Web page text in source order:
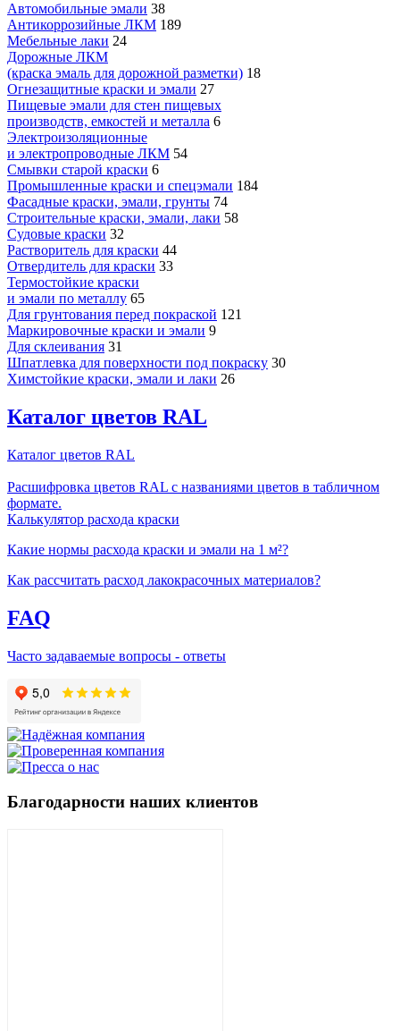
Автомобильные эмали 38
Антикоррозийные ЛКМ 189
Мебельные лаки 24
Дорожные ЛКМ
(краска эмаль для дорожной разметки) 18
Огнезащитные краски и эмали 27
Пищевые эмали для стен пищевых
производств, емкостей и металла 6
Электроизоляционные
и электропроводные ЛКМ 54
Смывки старой краски 6
Промышленные краски и спецэмали 184
Фасадные краски, эмали, грунты 74
Строительные краски, эмали, лаки 58
Судовые краски 32
Растворитель для краски 44
Отвердитель для краски 33
Термостойкие краски
и эмали по металлу 65
Для грунтования перед покраской 121
Маркировочные краски и эмали 9
Для склеивания 31
Шпатлевка для поверхности под покраску 30
Химстойкие краски, эмали и лаки 26
Каталог цветов RAL
Каталог цветов RAL
Расшифровка цветов RAL с названиями цветов в табличном
формате.
Калькулятор расхода краски
Какие нормы расхода краски и эмали на 1 м²?
Как рассчитать расход лакокрасочных материалов?
FAQ
Часто задаваемые вопросы - ответы
Благодарности наших клиентов